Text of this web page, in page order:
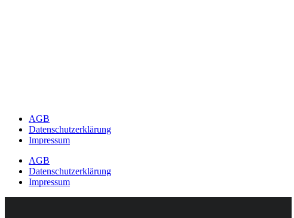
AGB
Datenschutzerklärung
Impressum
AGB
Datenschutzerklärung
Impressum